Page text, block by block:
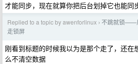
才能同步，现在就算你把后台划掉它也能同
Replied to a topic by awenforlinux › 不跳就锁——
走锁屏
刚看到标题的时候我以为是那个走了，还在
么不清空数据